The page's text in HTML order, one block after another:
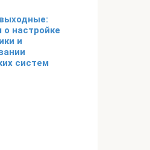
настройке
и
систем